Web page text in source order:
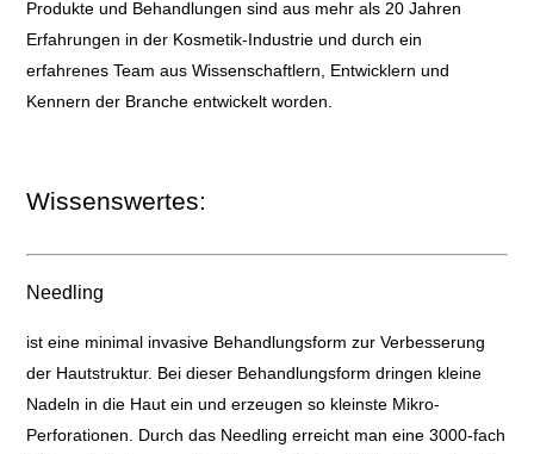
Produkte und Behandlungen sind aus mehr als 20 Jahren
Erfahrungen in der Kosmetik-Industrie und durch ein
erfahrenes Team aus Wissenschaftlern, Entwicklern und
Kennern der Branche entwickelt worden.
Wissenswertes:
Needling
ist eine minimal invasive Behandlungsform zur Verbesserung
der Hautstruktur. Bei dieser Behandlungsform dringen kleine
Nadeln in die Haut ein und erzeugen so kleinste Mikro-
Perforationen. Durch das Needling erreicht man eine 3000-fach